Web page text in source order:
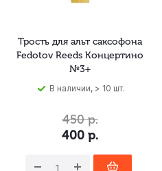
Трость для альт саксофона
Fedotov Reeds Концертино
№3+
В наличии, > 10 шт.
400 р.
450р.